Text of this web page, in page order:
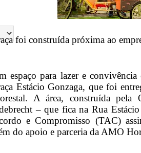
foi construída próxima ao
espaço para lazer e
Estácio Gonzaga, que foi
A área, construída
– que fica na Rua
e Compromisso (TAC)
do apoio e parceria da AMO